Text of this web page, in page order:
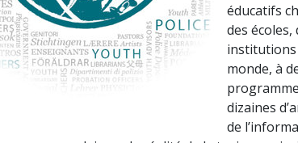
éducatifs
des écoles,
monde, à
dizaines
de